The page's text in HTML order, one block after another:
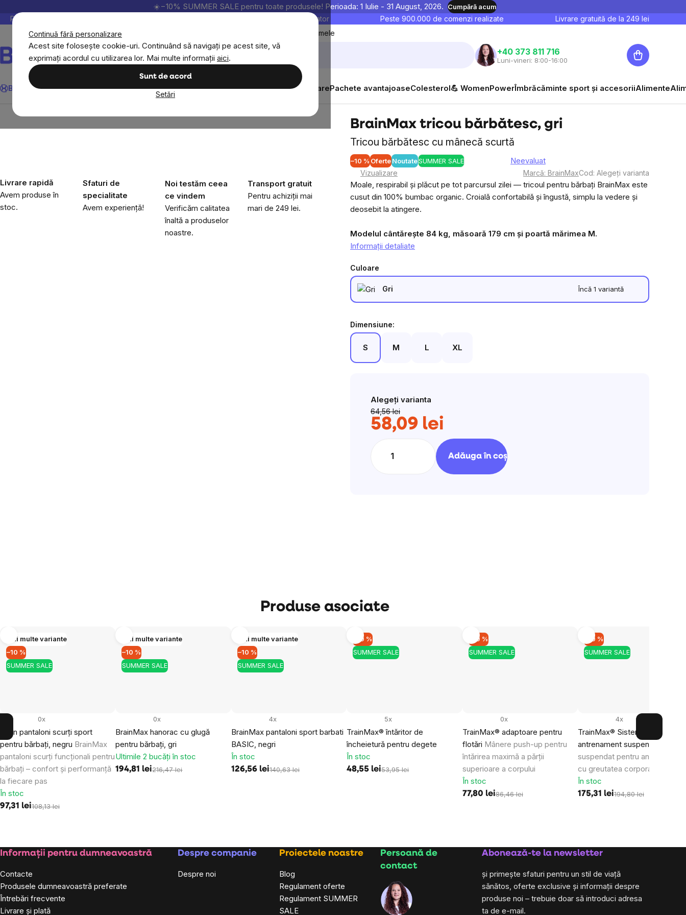
Continuă fără personalizare
Acest site folosește cookie-uri. Continuând să navigați pe acest site, vă
exprimați acordul cu utilizarea lor. Mai multe informații aici.
Sunt de acord
Setări
☀️−10% SUMMER SALE pentru toate produsele! Perioada: 1 Iulie - 31 August, 2026. Cumpără acum
Peste 200.000 de recenzii verificate Produsele noastre sunt testate în laborator Peste 900.000 de comenzi realizate Livrare gratuită de la 249 lei
Favoritele mele
Căutare
+40 373 811 716
Luni-vineri: 8:00-16:00
Coş
de
BrainMax
SportImunitateFemeiBărbațiCopiiObiectiveNoutățiSuplimente alimentarePachete avantajoaseColesterol💪 WomenPowerÎmbrăcăminte sport și accesoriiAlimente
BrainMax tricou bărbătesc, gri
Tricou bărbătesc cu mânecă scurtă
–10 % OferteNoutateSUMMER SALE
Evaluarea
a
produsului
din
Neevaluat
Livrare rapidă
Avem produse în
stoc.
Sfaturi de
specialitate
Avem experiență!
Noi testăm ceea
ce vindem
Verificăm calitatea
înaltă a produselor
noastre.
Transport gratuit
Pentru achiziții mai
mari de 249 lei.
Vizualizare Marcă: BrainMaxCod: Alegeţi varianta
Moale, respirabil și plăcut pe tot parcursul zilei — tricoul pentru bărbați BrainMax este
cusut din 100% bumbac organic. Croială confortabilă și îngustă, simplu la vedere și
deosebit la atingere.
Modelul cântărește 84 kg, măsoară 179 cm și poartă mărimea M.
Informaţii detaliate
Culoare
Gri Încă 1 variantă
Dimensiune:
S M L XL
Alegeţi varianta
64,56 lei
58,09 lei
preţ:
Adăuga în coş
Produse asociate
SUMMER SALE
–10 %
Mai multe variante
Brain pantaloni scurți sport
pentru bărbați, negru BrainMax
pantaloni scurți funcționali pentru
bărbați – confort și performanță
la fiecare pas
0x
În stoc
97,31 lei108,13 lei
SUMMER SALE
–10 %
Mai multe variante
BrainMax hanorac cu glugă
pentru bărbați, gri
0x
Ultimile 2 bucăți în stoc
194,81 lei216,47 lei
SUMMER SALE
–10 %
Mai multe variante
BrainMax pantaloni sport barbati
BASIC, negri
4x
În stoc
126,56 lei140,63 lei
SUMMER SALE
–10 %
TrainMax® întăritor de
încheietură pentru degete
5x
În stoc
48,55 lei53,95 lei
SUMMER SALE
–10 %
TrainMax® adaptoare pentru
flotări Mânere push-up pentru
întărirea maximă a părții
superioare a corpului
0x
În stoc
77,80 lei86,46 lei
SUMMER SALE
–10 %
TrainMax® Sistem de
antrenament suspendat
suspendat pentru
cu greutatea corporală
4x
În stoc
175,31 lei194,80 lei
Subsol
Informații pentru dumneavoastră
Contacte
Produsele dumneavoastră preferate
Întrebări frecvente
Livrare și plată
Despre companie
Despre noi
Proiectele noastre
Blog
Regulament oferte
Regulament SUMMER
SALE
Persoană de
contact
Abonează-te la newsletter
și primește sfaturi pentru un stil de viață
sănătos, oferte exclusive și informații despre
produse noi – trebuie doar să introduci adresa
ta de e-mail.
Obțineți reducerea